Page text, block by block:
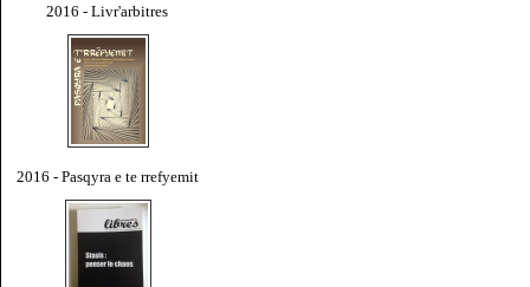
2016 - Livr'arbitres
2016 - Pasqyra e te rrefyemit